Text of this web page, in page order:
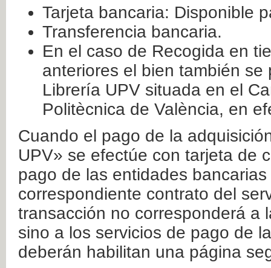
Tarjeta bancaria: Disponible
Transferencia bancaria.
En el caso de Recogida en
anteriores el bien también
Librería UPV situada en el
Politècnica de València, en
Cuando el pago de la
UPV» se efectúe con tarjeta de
pago de las entidades
correspondiente contrato del
transacción no corresponderá a
sino a los servicios de pago de
deberán habilitan una página